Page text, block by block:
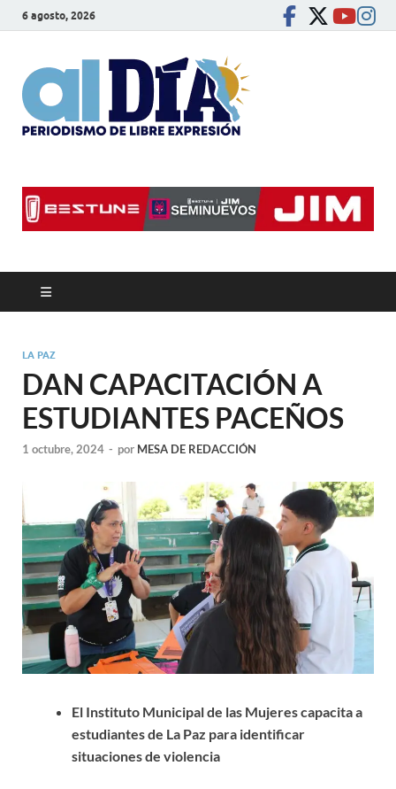
6 agosto, 2026
LA PAZ
DAN CAPACITACIÓN A
ESTUDIANTES PACEÑOS
1 octubre, 2024 - por MESA DE REDACCIÓN
El Instituto Municipal de las Mujeres capacita a
estudiantes de La Paz para identificar
situaciones de violencia